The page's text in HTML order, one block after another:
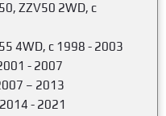
ZZV50 2WD, c
4WD, c 1998 - 2003
- 2007
– 2013
- 2021